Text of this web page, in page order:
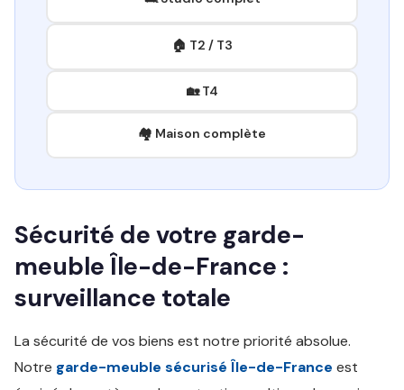
🏠 T2 / T3
🏡 T4
🏘️ Maison complète
Sécurité de votre garde-
meuble Île-de-France :
surveillance totale
La sécurité de vos biens est notre priorité absolue.
Notre garde-meuble sécurisé Île-de-France est